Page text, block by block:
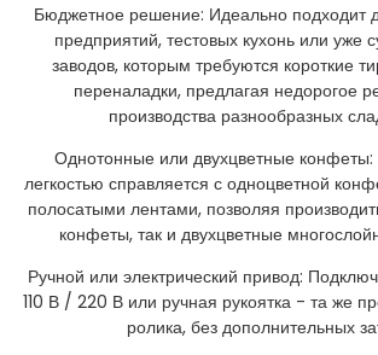
Бюджетное решение: Идеально подходит
предприятий, тестовых кухонь или уже
заводов, которым требуются короткие
переналадки, предлагая недорогое
производства разнообразных
Однотонные или двухцветные конфеты:
легкостью справляется с одноцветной
полосатыми лентами, позволяя
конфеты, так и двухцветные
Ручной или электрический привод:
110 В / 220 В или ручная рукоятка - та же
ролика, без дополнительных